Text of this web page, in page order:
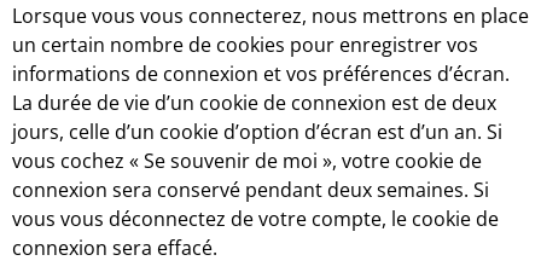
Lorsque vous vous connecterez, nous mettrons en place
un certain nombre de cookies pour enregistrer vos
informations de connexion et vos préférences d’écran.
La durée de vie d’un cookie de connexion est de deux
jours, celle d’un cookie d’option d’écran est d’un an. Si
vous cochez « Se souvenir de moi », votre cookie de
connexion sera conservé pendant deux semaines. Si
vous vous déconnectez de votre compte, le cookie de
connexion sera effacé.